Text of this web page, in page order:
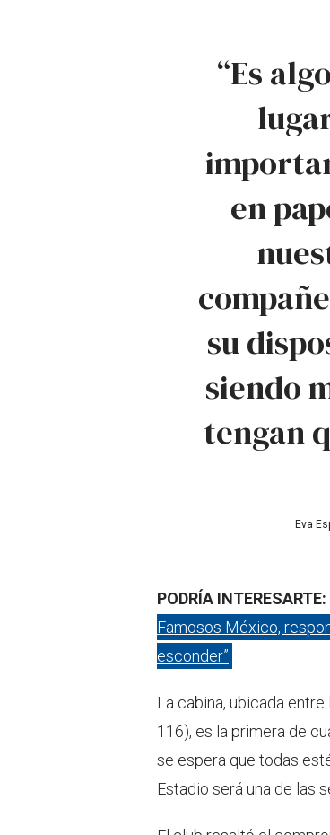
“Es
en
su
siendo
tengan
Eva
PODRÍA INTERESARTE:
Famosos México,
esconder”
La cabina, ubicada
116), es la primera de
se espera que todas
Estadio será una de las